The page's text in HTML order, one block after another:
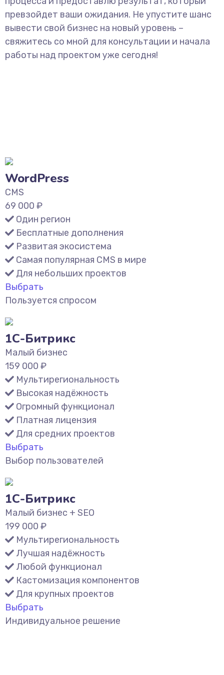
превзойдет ваши ожидания. Не упустите шанс
вывести свой бизнес на новый уровень –
свяжитесь со мной для консультации и начала
работы над проектом уже сегодня!
WordPress
CMS
69 000 ₽
Один регион
Бесплатные дополнения
Развитая экосистема
Самая популярная CMS в мире
Для небольших проектов
Выбрать
Пользуется спросом
1С-Битрикс
Малый бизнес
159 000 ₽
Мультирегиональность
Высокая надёжность
Огромный функционал
Платная лицензия
Для средних проектов
Выбрать
Выбор пользователей
1С-Битрикс
Малый бизнес + SEO
199 000 ₽
Мультирегиональность
Лучшая надёжность
Любой функционал
Кастомизация компонентов
Для крупных проектов
Выбрать
Индивидуальное решение